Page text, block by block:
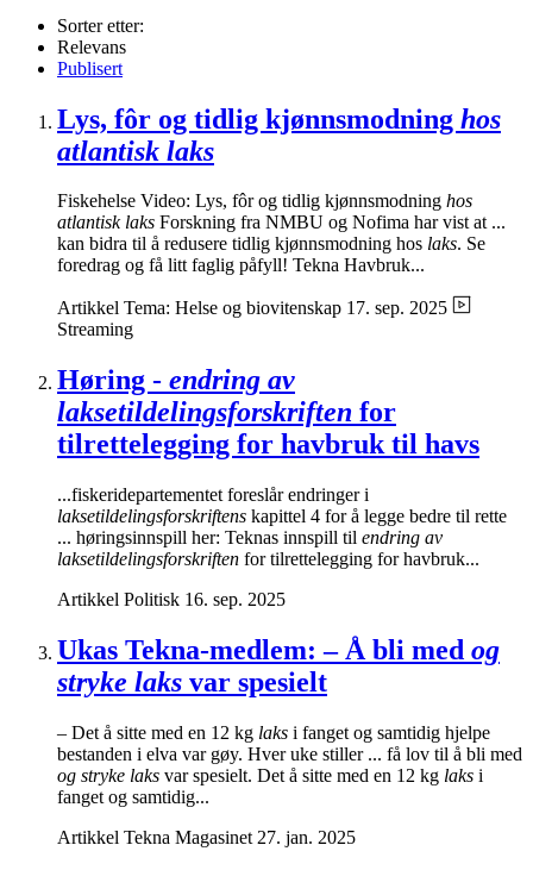
Sorter etter:
Relevans
Publisert
Lys, fôr og tidlig kjønnsmodning hos
atlantisk laks
Fiskehelse Video: Lys, fôr og tidlig kjønnsmodning hos
atlantisk laks Forskning fra NMBU og Nofima har vist at ...
kan bidra til å redusere tidlig kjønnsmodning hos laks. Se
foredrag og få litt faglig påfyll! Tekna Havbruk...
Artikkel Tema: Helse og biovitenskap 17. sep. 2025
Streaming
Høring - endring av
laksetildelingsforskriften for
tilrettelegging for havbruk til havs
...fiskeridepartementet foreslår endringer i
laksetildelingsforskriftens kapittel 4 for å legge bedre til rette
... høringsinnspill her: Teknas innspill til endring av
laksetildelingsforskriften for tilrettelegging for havbruk...
Artikkel Politisk 16. sep. 2025
Ukas Tekna-medlem: – Å bli med og
stryke laks var spesielt
– Det å sitte med en 12 kg laks i fanget og samtidig hjelpe
bestanden i elva var gøy. Hver uke stiller ... få lov til å bli med
og stryke laks var spesielt. Det å sitte med en 12 kg laks i
fanget og samtidig...
Artikkel Tekna Magasinet 27. jan. 2025